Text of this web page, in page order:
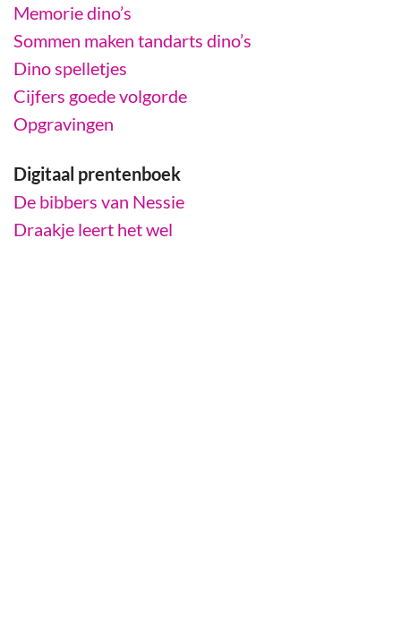
Memorie dino’s
Sommen maken tandarts dino’s
Dino spelletjes
Cijfers goede volgorde
Opgravingen
Digitaal prentenboek
De bibbers van Nessie
Draakje leert het wel